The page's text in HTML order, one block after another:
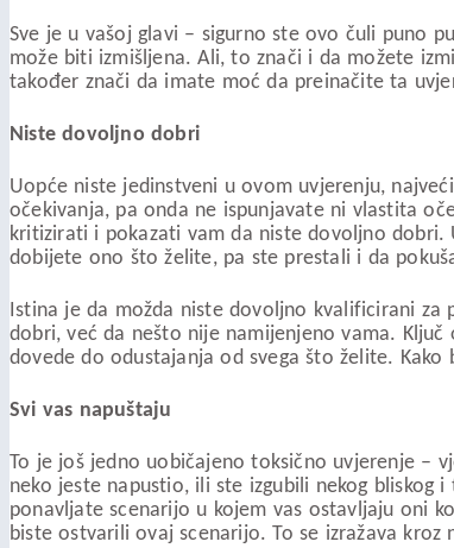
Sve je u vašoj glavi – sigurno ste ovo čuli puno
može biti izmišljena. Ali, to znači i da možete
također znači da imate moć da preinačite ta
Niste dovoljno dobri
Uopće niste jedinstveni u ovom uvjerenju,
očekivanja, pa onda ne ispunjavate ni vlastita
kritizirati i pokazati vam da niste dovoljno dobri.
dobijete ono što želite, pa ste prestali i da
Istina je da možda niste dovoljno kvalificirani za
dobri, već da nešto nije namijenjeno vama.
dovede do odustajanja od svega što želite.
Svi vas napuštaju
To je još jedno uobičajeno toksično uvjerenje –
neko jeste napustio, ili ste izgubili nekog bliskog
ponavljate scenarijo u kojem vas ostavljaju oni
biste ostvarili ovaj scenarijo. To se izražava